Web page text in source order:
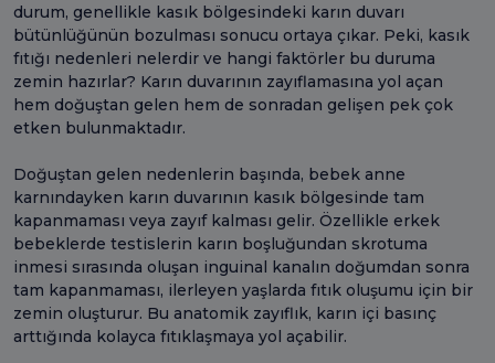
durum, genellikle kasık bölgesindeki karın duvarı
bütünlüğünün bozulması sonucu ortaya çıkar. Peki, kasık
fıtığı nedenleri nelerdir ve hangi faktörler bu duruma
zemin hazırlar? Karın duvarının zayıflamasına yol açan
hem doğuştan gelen hem de sonradan gelişen pek çok
etken bulunmaktadır.
Doğuştan gelen nedenlerin başında, bebek anne
karnındayken karın duvarının kasık bölgesinde tam
kapanmaması veya zayıf kalması gelir. Özellikle erkek
bebeklerde testislerin karın boşluğundan skrotuma
inmesi sırasında oluşan inguinal kanalın doğumdan sonra
tam kapanmaması, ilerleyen yaşlarda fıtık oluşumu için bir
zemin oluşturur. Bu anatomik zayıflık, karın içi basınç
arttığında kolayca fıtıklaşmaya yol açabilir.